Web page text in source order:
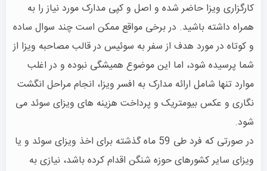
کارگزاری ویزا حاضر شده و اصل و کپی مدارک مورد نیاز را به
همراه داشته باشید. در برخی مواقع ممکن است چند سوال ساده
و کوتاه در مورد هدف از سفر به سوئیس در قالب مصاحبه ویزا از
شما پرسیده شود، اما این موضوع همیشگی نبوده و در اغلب
موارد تنها شامل ارائه مدارک به افسر ویزا، انجام مراحل انگشت
نگاری و عکس بیومتریک و پرداخت هزینه های ویزای سوئد می
شود.
در صورتی که فرد طی 59 ماه گذشته برای اخذ ویزای سوئد و یا
ویزای سایر کشورهای حوزه شنگن اقدام کرده باشد، نیازی به